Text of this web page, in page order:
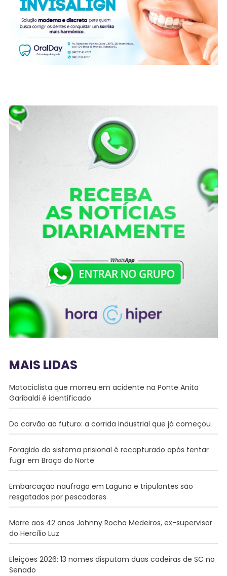
MAIS LIDAS
Motociclista que morreu em acidente na Ponte Anita
Garibaldi é identificado
Do carvão ao futuro: a corrida industrial que já começou
Foragido do sistema prisional é recapturado após tentar
fugir em Braço do Norte
Embarcação naufraga em Laguna e tripulantes são
resgatados por pescadores
Morre aos 42 anos Johnny Rocha Medeiros, ex-supervisor
do Hercílio Luz
Eleições 2026: 13 nomes disputam duas cadeiras de SC no
Senado